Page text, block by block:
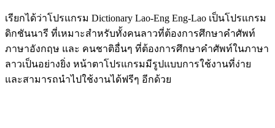
เรียกได้ว่าโปรแกรม Dictionary Lao-Eng Eng-Lao เป็นโปรแกรม
ดิกชันนารี ที่เหมาะสำหรับทั้งคนลาวที่ต้องการศึกษาคำศัพท์
ภาษาอังกฤษ และ คนชาติอื่นๆ ที่ต้องการศึกษาคำศัพท์ในภาษา
ลาวเป็นอย่างยิ่ง หน้าตาโปรแกรมมีรูปแบบการใช้งานที่ง่าย
และสามารถนำไปใช้งานได้ฟรีๆ อีกด้วย